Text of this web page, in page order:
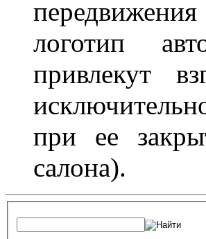
логотип
привлекут
при ее
салона).